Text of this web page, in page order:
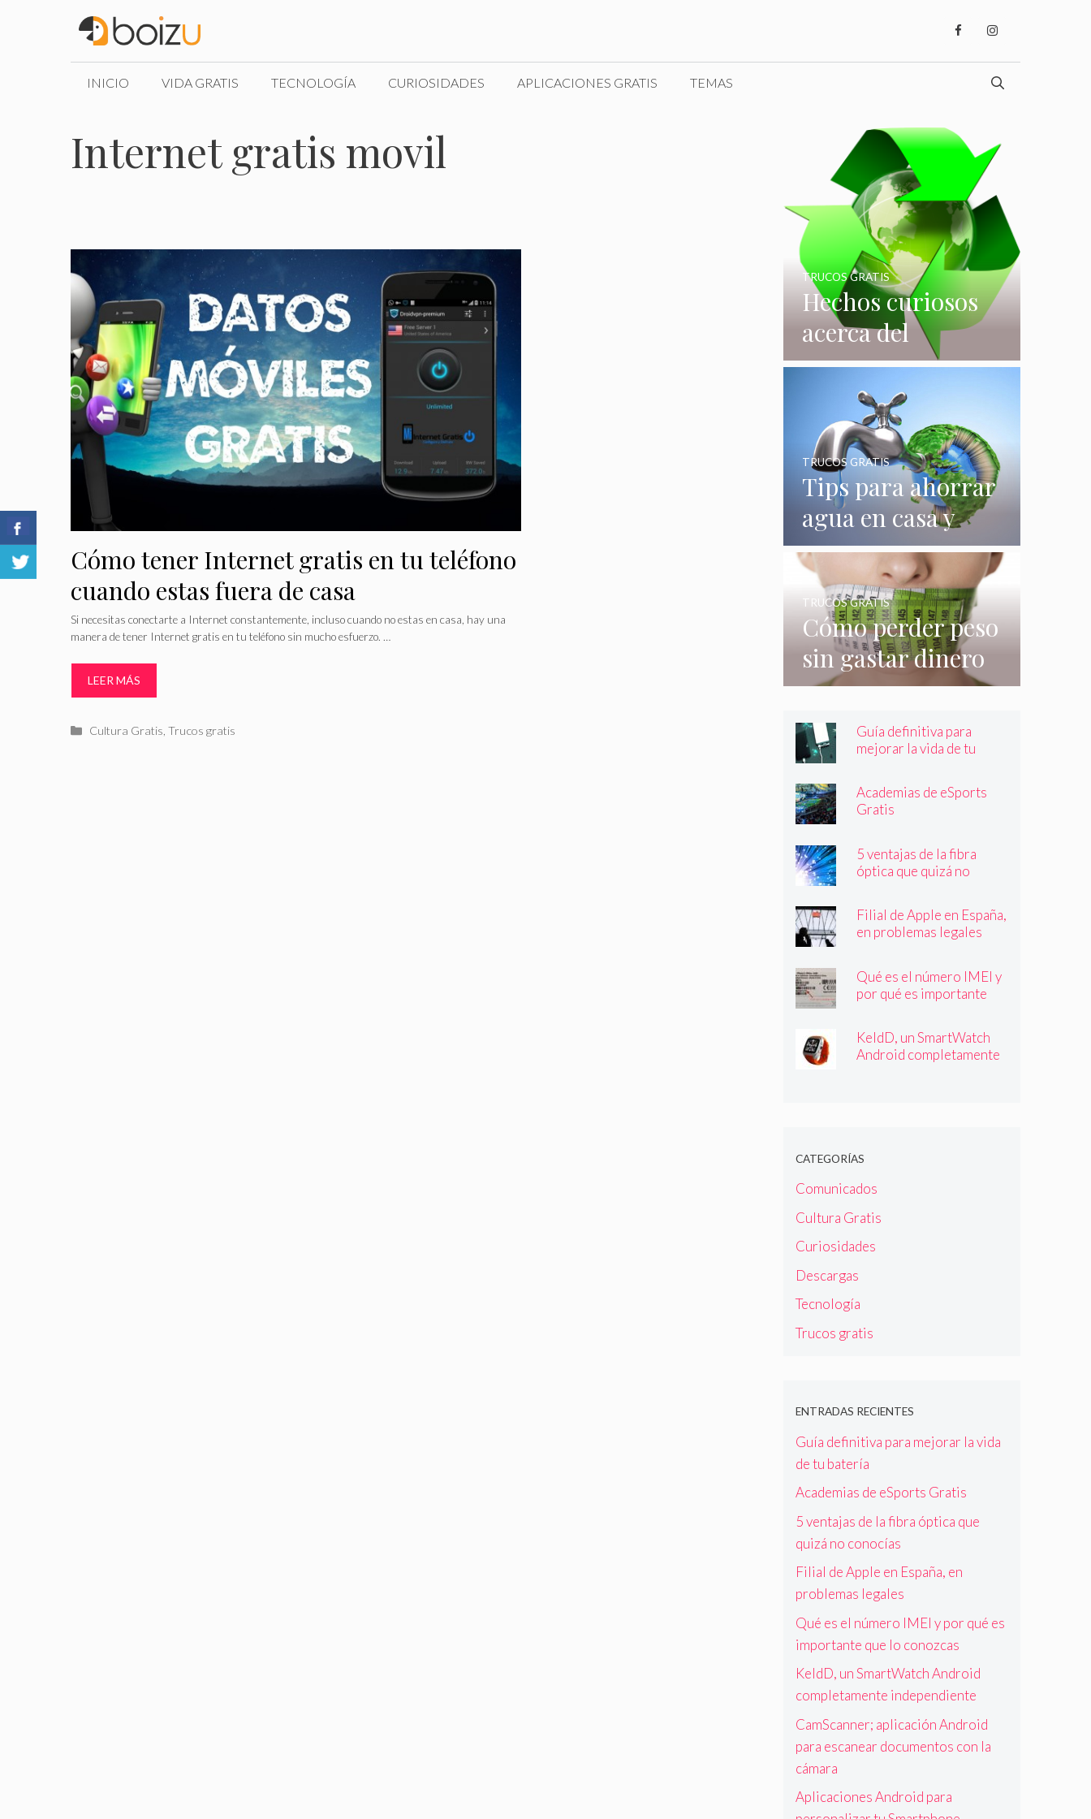
INICIO VIDA GRATIS TECNOLOGÍA CURIOSIDADES APLICACIONES GRATIS TEMAS
Internet gratis movil
Cómo tener Internet gratis en tu teléfono
cuando estas fuera de casa
Si necesitas conectarte a Internet constantemente, incluso cuando no estas en casa, hay una
manera de tener Internet gratis en tu teléfono sin mucho esfuerzo. …
LEER MÁS
Categorías
Cultura Gratis ,Trucos gratis
Hechos curiosos
acerca del
reciclaje que
quizás no
conocías
TRUCOS GRATIS
Tips para ahorrar
agua en casa y
gastar menos en
su consumo
TRUCOS GRATIS
Cómo perder peso
sin gastar dinero
e incluso sin
hacer nada
TRUCOS GRATIS
Guía definitiva para
mejorar la vida de tu
Academias de eSports
Gratis
5 ventajas de la fibra
óptica que quizá no
Filial de Apple en España,
en problemas legales
Qué es el número IMEI y
por qué es importante
KeldD, un SmartWatch
Android completamente
CATEGORÍAS
Comunicados
Cultura Gratis
Curiosidades
Descargas
Tecnología
Trucos gratis
ENTRADAS RECIENTES
Guía definitiva para mejorar la vida
de tu batería
Academias de eSports Gratis
5 ventajas de la fibra óptica que
quizá no conocías
Filial de Apple en España, en
problemas legales
Qué es el número IMEI y por qué es
importante que lo conozcas
KeldD, un SmartWatch Android
completamente independiente
CamScanner; aplicación Android
para escanear documentos con la
cámara
Aplicaciones Android para